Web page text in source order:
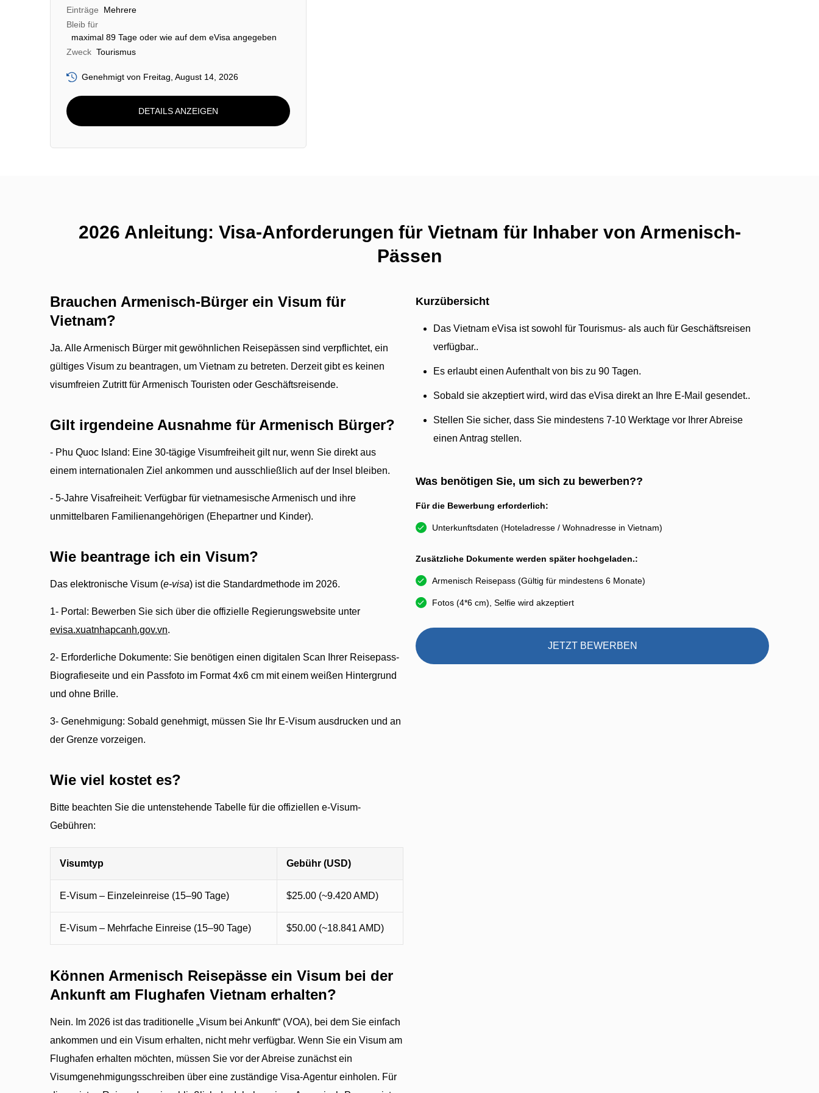
Einträge
Mehrere
Bleib für
maximal 89 Tage oder wie auf dem eVisa angegeben
Zweck Tourismus
Genehmigt von Freitag, August 14, 2026
DETAILS ANZEIGEN
2026 Anleitung: Visa-Anforderungen für Vietnam für Inhaber von Armenisch-
Pässen
Brauchen Armenisch-Bürger ein Visum für
Vietnam?
Ja. Alle Armenisch Bürger mit gewöhnlichen Reisepässen sind verpflichtet, ein
gültiges Visum zu beantragen, um Vietnam zu betreten. Derzeit gibt es keinen
visumfreien Zutritt für Armenisch Touristen oder Geschäftsreisende.
Gilt irgendeine Ausnahme für Armenisch Bürger?
- Phu Quoc Island: Eine 30-tägige Visumfreiheit gilt nur, wenn Sie direkt aus
einem internationalen Ziel ankommen und ausschließlich auf der Insel bleiben.
- 5-Jahre Visafreiheit: Verfügbar für vietnamesische Armenisch und ihre
unmittelbaren Familienangehörigen (Ehepartner und Kinder).
Wie beantrage ich ein Visum?
Das elektronische Visum (e-visa) ist die Standardmethode im 2026.
1- Portal: Bewerben Sie sich über die offizielle Regierungswebsite unter
evisa.xuatnhapcanh.gov.vn.
2- Erforderliche Dokumente: Sie benötigen einen digitalen Scan Ihrer Reisepass-
Biografieseite und ein Passfoto im Format 4x6 cm mit einem weißen Hintergrund
und ohne Brille.
3- Genehmigung: Sobald genehmigt, müssen Sie Ihr E-Visum ausdrucken und an
der Grenze vorzeigen.
Wie viel kostet es?
Bitte beachten Sie die untenstehende Tabelle für die offiziellen e-Visum-
Gebühren:
Visumtyp Gebühr (USD)
E-Visum – Einzeleinreise (15–90 Tage) $25.00 (~9.420 AMD)
E-Visum – Mehrfache Einreise (15–90 Tage) $50.00 (~18.841 AMD)
Können Armenisch Reisepässe ein Visum bei der
Ankunft am Flughafen Vietnam erhalten?
Nein. Im 2026 ist das traditionelle „Visum bei Ankunft“ (VOA), bei dem Sie einfach
ankommen und ein Visum erhalten, nicht mehr verfügbar. Wenn Sie ein Visum am
Flughafen erhalten möchten, müssen Sie vor der Abreise zunächst ein
Visumgenehmigungsschreiben über eine zuständige Visa-Agentur einholen. Für
Kurzübersicht
Das Vietnam eVisa ist sowohl für Tourismus- als auch für Geschäftsreisen
verfügbar..
Es erlaubt einen Aufenthalt von bis zu 90 Tagen.
Sobald sie akzeptiert wird, wird das eVisa direkt an Ihre E-Mail gesendet..
Stellen Sie sicher, dass Sie mindestens 7-10 Werktage vor Ihrer Abreise
einen Antrag stellen.
Was benötigen Sie, um sich zu bewerben??
Für die Bewerbung erforderlich:
Unterkunftsdaten (Hoteladresse / Wohnadresse in Vietnam)
Zusätzliche Dokumente werden später hochgeladen.:
Armenisch Reisepass (Gültig für mindestens 6 Monate)
Fotos (4*6 cm), Selfie wird akzeptiert
JETZT BEWERBEN